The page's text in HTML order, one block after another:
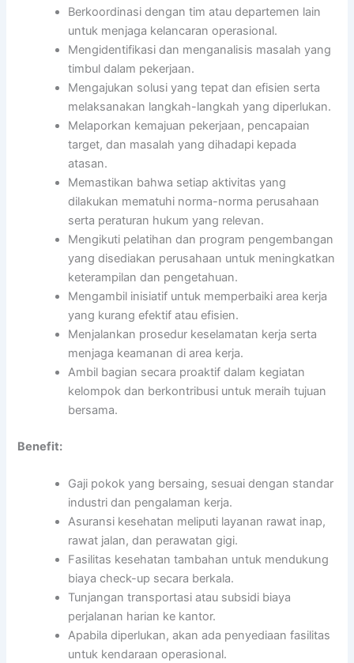
Berkoordinasi dengan tim atau departemen lain
untuk menjaga kelancaran operasional.
Mengidentifikasi dan menganalisis masalah yang
timbul dalam pekerjaan.
Mengajukan solusi yang tepat dan efisien serta
melaksanakan langkah-langkah yang diperlukan.
Melaporkan kemajuan pekerjaan, pencapaian
target, dan masalah yang dihadapi kepada
atasan.
Memastikan bahwa setiap aktivitas yang
dilakukan mematuhi norma-norma perusahaan
serta peraturan hukum yang relevan.
Mengikuti pelatihan dan program pengembangan
yang disediakan perusahaan untuk meningkatkan
keterampilan dan pengetahuan.
Mengambil inisiatif untuk memperbaiki area kerja
yang kurang efektif atau efisien.
Menjalankan prosedur keselamatan kerja serta
menjaga keamanan di area kerja.
Ambil bagian secara proaktif dalam kegiatan
kelompok dan berkontribusi untuk meraih tujuan
bersama.
Benefit:
Gaji pokok yang bersaing, sesuai dengan standar
industri dan pengalaman kerja.
Asuransi kesehatan meliputi layanan rawat inap,
rawat jalan, dan perawatan gigi.
Fasilitas kesehatan tambahan untuk mendukung
biaya check-up secara berkala.
Tunjangan transportasi atau subsidi biaya
perjalanan harian ke kantor.
Apabila diperlukan, akan ada penyediaan fasilitas
untuk kendaraan operasional.